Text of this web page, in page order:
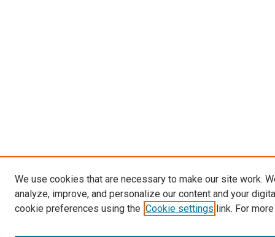
We use cookies that are necessary to make our site work.
analyze, improve, and personalize our content and your
cookie preferences using the Cookie settings link. For